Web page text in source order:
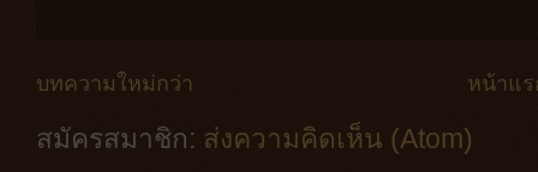
บทความใหม่กว่า หน้าแร
สมัครสมาชิก: ส่งความคิดเห็น (Atom)